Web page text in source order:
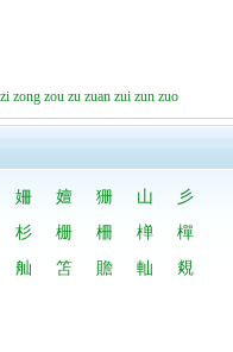
zi zong zou zu zuan zui zun zuo
姍 嬗 狦 山
彡
杉 栅 柵 椫
樿
舢 笘 贍 軕
覢